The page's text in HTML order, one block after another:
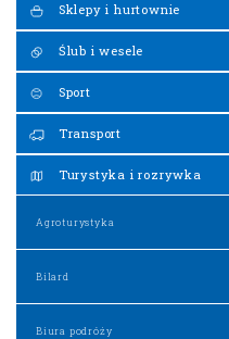
Sklepy i hurtownie
Ślub i wesele
Sport
Transport
Turystyka i rozrywka
Agroturystyka
Bilard
Biura podróży